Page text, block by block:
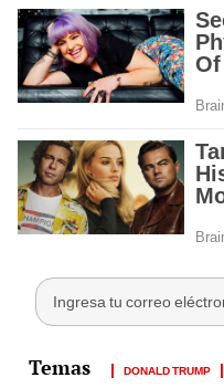
DONALD TRUMP